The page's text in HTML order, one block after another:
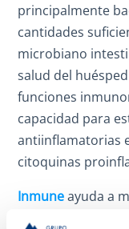
principalmente
cantidades
microbiano
salud del
funciones
capacidad para
antiinflamatorias
citoquinas
Inmuneayuda a
situaciones en